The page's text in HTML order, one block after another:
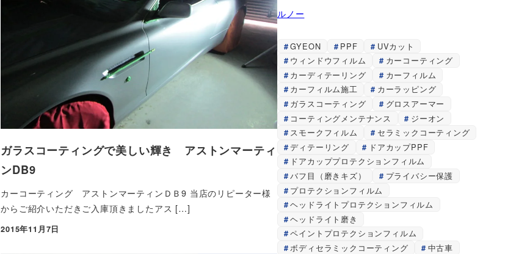
ガラスコーティングで美しい輝き アストンマーティ
ンDB9
カーコーティング アストンマーティンＤＢ9 当店のリピーター様
からご紹介いただきご入庫頂きましたアス […]
投稿日
2015年11月7日
ルノー
GYEON PPF
UVカット
ウィンドウフィルム
カーコーティング
カーディテーリング
カーフィルム
カーフィルム施工
カーラッピング
ガラスコーティング
グロスアーマー
コーティングメンテナンス
ジーオン
スモークフィルム
セラミックコーティング
ディテーリング
ドアカップPPF
ドアカッププロテクションフィルム
バフ目（磨きキズ）
プライバシー保護
プロテクションフィルム
ヘッドライトプロテクションフィルム
ヘッドライト磨き
ペイントプロテクションフィルム
ボディセラミックコーティング
中古車